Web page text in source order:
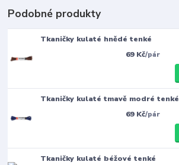
Podobné produkty
Tkaničky kulaté hnědé tenké
69 Kč/pár
Tkaničky kulaté tmavě modré tenké
69 Kč/pár
Tkaničky kulaté béžové tenké